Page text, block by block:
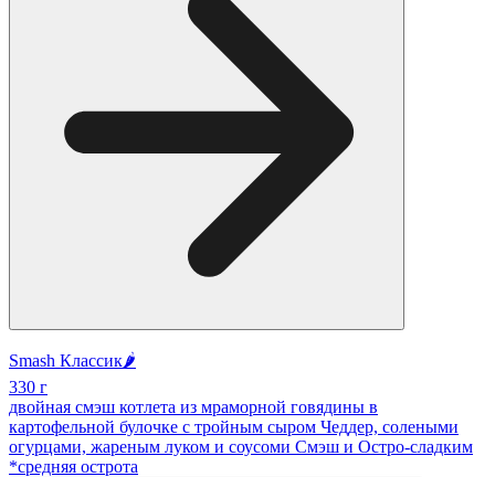
Smash Классик🌶️
330 г
двойная смэш котлета из мраморной говядины в
картофельной булочке с тройным сыром Чеддер, солеными
огурцами, жареным луком и соусоми Смэш и Остро-сладким
*средняя острота